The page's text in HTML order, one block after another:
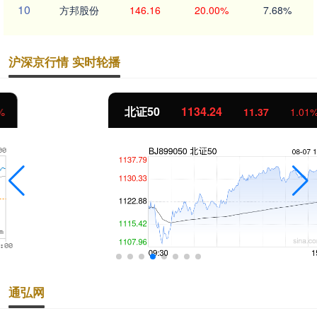
10 方邦股份 146.16 20.00% 7.68%
沪深京行情 实时轮播
1134.24 11.37 1.01%
通弘网